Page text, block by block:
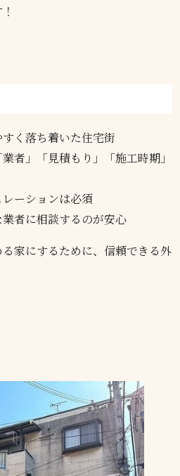
く落ち着いた住宅街
者」「見積もり」「施工時期」
ーションは必須
者に相談するのが安心
家にするために、信頼できる外